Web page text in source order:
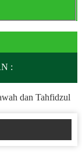
:
dan Tahfidzul